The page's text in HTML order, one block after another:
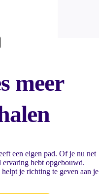
meer
een eigen pad. Of je nu net
ervaring hebt opgebouwd.
helpt je richting te geven aan je